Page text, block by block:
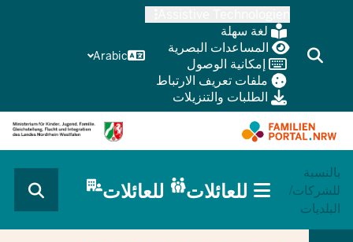
content
لغة سهلة
المساعدات البصرية
إمكانية الوصول
ملفات تعريف الارتباط
الطلبات والتنزيلات
Arabic
بالنسبة
للشركات/
البلديات
CURRENT SECTION للعائلات
HAUPTNAVIGATION
(BÜRGERBEREICH
للعائلات للعائلات